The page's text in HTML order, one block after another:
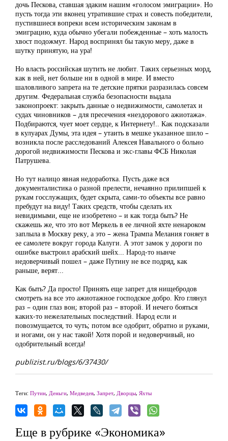
дочь Пескова, ставшая эдаким нашим «голосом эмиграции». Но
пусть тогда эти вконец утратившие страх и совесть победители,
пустившиеся вопреки всем историческим законам в
эмиграцию, куда обычно убегали побежденные – хоть малость
хвост подожмут. Народ воспринял бы такую меру, даже в
шутку принятую, на ура!
Но власть российская шутить не любит. Таких серьезных морд,
как в ней, нет больше ни в одной в мире. И вместо
шаловливого запрета на те детские прятки разразилась совсем
другим. Федеральная служба безопасности выдала
законопроект: закрыть данные о недвижимости, самолетах и
судах чиновников – для пресечения «нездорового ажиотажа».
Подбираются, чует моет сердце, к Интернету!.. Как подсказали
в кулуарах Думы, эта идея – утаить в мешке указанное шило –
возникла после расследований Алексея Навального о больно
дорогой недвижимости Пескова и экс-главы ФСБ Николая
Патрушева.
Но тут налицо явная недоработка. Пусть даже вся
документалистика о разной прелести, нечаянно прилипшей к
рукам госслужащих, будет скрыта, сами-то объекты все равно
пребудут на виду! Таких средств, чтобы сделать их
невидимыми, еще не изобретено – и как тогда быть? Не
скажешь же, что это вот Меркель в ее личной яхте ненароком
заплыла в Москву реку, а это – жена Трампа Мелания гоняет в
ее самолете вокруг города Калуги. А этот замок у дороги по
ошибке выстроил арабский шейх... Народ-то нынче
недоверчивый пошел – даже Путину не все подряд, как
раньше, верят...
Как быть? Да просто! Принять еще запрет для нищебродов
смотреть на все это ажиотажное господское добро. Кто глянул
раз – один глаз вон; второй раз – второй. И нечего бояться
каких-то нежелательных последствий. Народ если и
повозмущается, то чуть; потом все одобрит, обратно и руками,
и ногами, он у нас такой! Хотя порой и недоверчивый, но
одобрительный всегда!
publizist.ru/blogs/6/37430/
Теги: Путин, Деньги, Медведев, Запрет, Дворцы, Яхты
Еще в рубрике «Экономика»